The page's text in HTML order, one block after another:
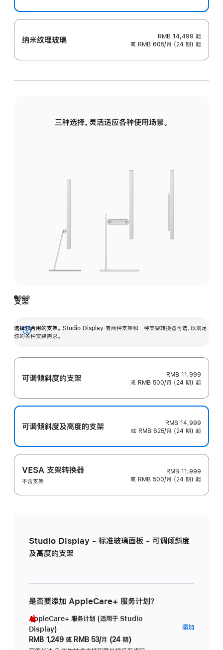
纳米纹理玻璃 RMB 14,499 起
或 RMB 605/月 (24 期) 起
三种选择，灵活适应各种使用场景。
支架
选择你合用的支架。 Studio Display 有两种支架和一种支架转换器可选，以满足
你的各种安装需求。
展
可调倾斜度的支架
RMB 11,999
或 RMB 500/月 (24 期) 起
可调倾斜度及高‍度的支‍架
RMB 14,999
或 RMB 625/月 (24 期) 起
VESA 支架转换器
不含支架
RMB 11,999
或 RMB 500/月 (24 期) 起
Studio Display - 标准玻璃面板 - 可调倾斜度
及高度的支架
是否要添加 AppleCare+ 服务计划？
AppleCare+ 服务计划 (适用于 Studio
Display)
RMB 1,249 或 RMB 53/月 (24 期)
添加